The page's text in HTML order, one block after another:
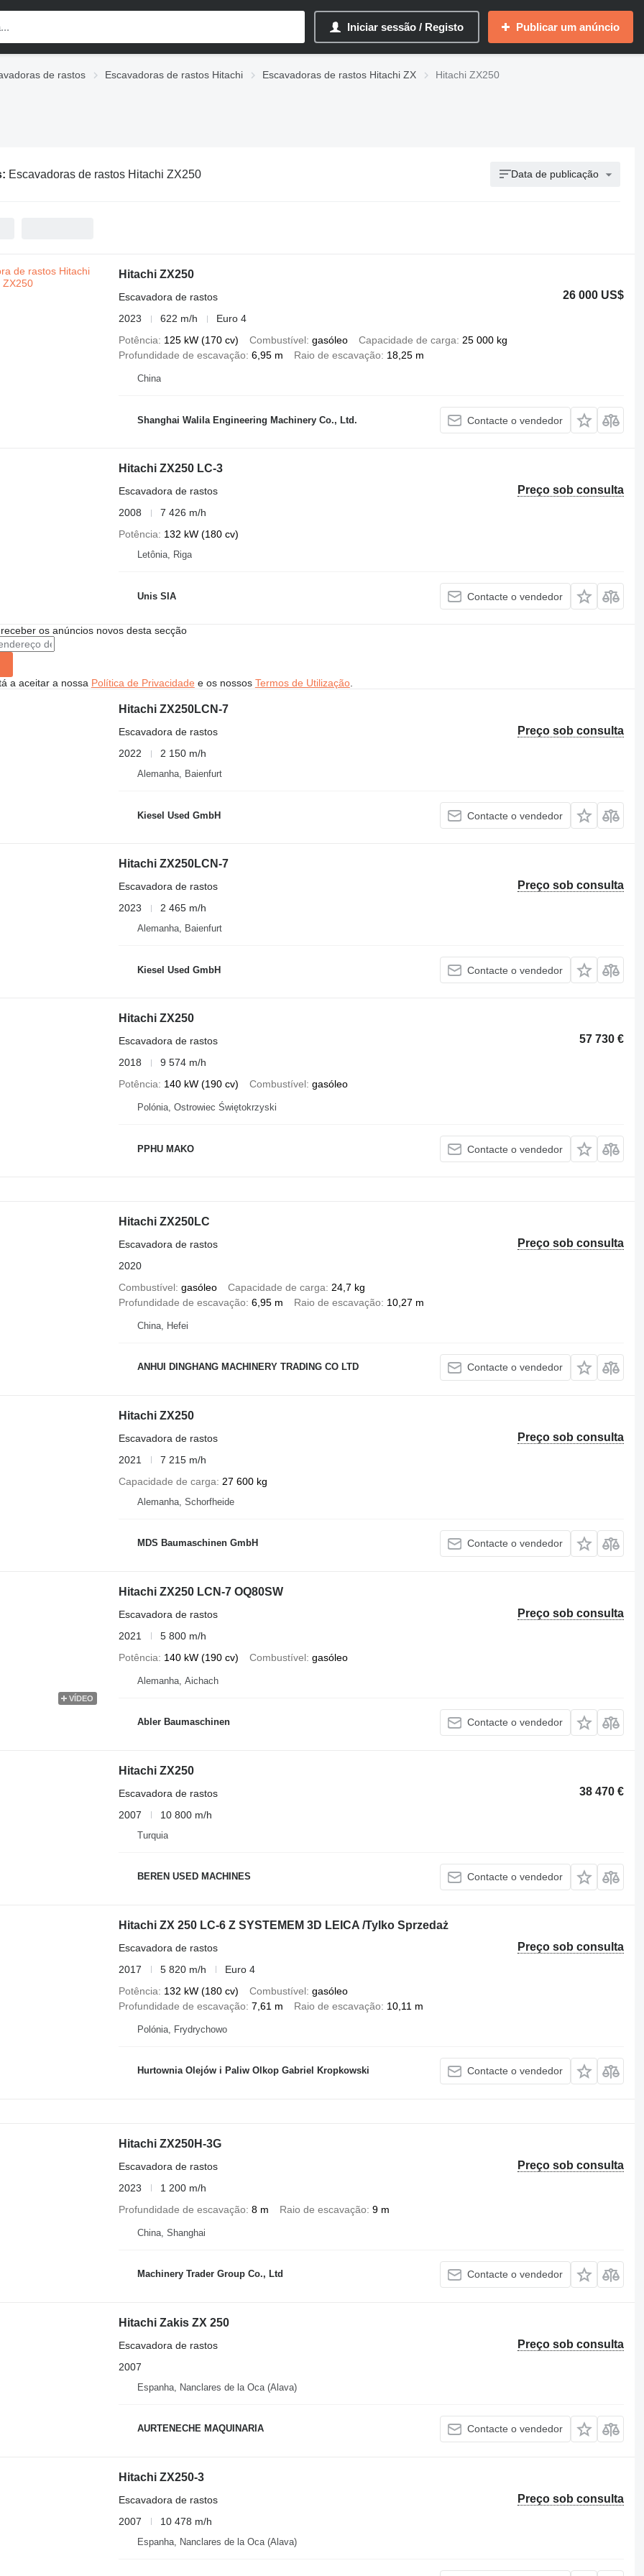
Iniciar sessão / Registo Publicar um anúncio
de rastos Escavadoras de rastos Hitachi Escavadoras de rastos Hitachi ZX Hitachi ZX250
Escavadoras de rastos Hitachi ZX250 Data de publicação
Hitachi ZX250
26 000 US$
Escavadora de rastos
2023
622 m/h
Euro 4
Potência
125 kW (170 cv) Combustível gasóleo Capacidade de carga
25 000 kg
Profundidade de escavação 6,95 m Raio de escavação 18,25 m
China
Shanghai Walila Engineering Machinery Co., Ltd. Contacte o vendedor
Hitachi ZX250 LC-3
Preço sob consulta
Escavadora de rastos
2008
7 426 m/h
Potência
132 kW (180 cv)
Letônia, Riga
Unis SIA Contacte o vendedor
os anúncios novos desta secção
a aceitar a nossa Política de Privacidade e os nossos Termos de Utilização.
Hitachi ZX250LCN-7
Preço sob consulta
Escavadora de rastos
2022
2 150 m/h
Alemanha, Baienfurt
Kiesel Used GmbH Contacte o vendedor
Hitachi ZX250LCN-7
Preço sob consulta
Escavadora de rastos
2023
2 465 m/h
Alemanha, Baienfurt
Kiesel Used GmbH Contacte o vendedor
Hitachi ZX250
57 730 €
Escavadora de rastos
2018
9 574 m/h
Potência
140 kW (190 cv) Combustível gasóleo
Polónia, Ostrowiec Świętokrzyski
PPHU MAKO Contacte o vendedor
Hitachi ZX250LC
Preço sob consulta
Escavadora de rastos
2020
Combustível gasóleo Capacidade de carga
24,7 kg
Profundidade de escavação 6,95 m Raio de escavação 10,27 m
China, Hefei
ANHUI DINGHANG MACHINERY TRADING CO LTD Contacte o vendedor
Hitachi ZX250
Preço sob consulta
Escavadora de rastos
2021
7 215 m/h
Capacidade de carga
27 600 kg
Alemanha, Schorfheide
MDS Baumaschinen GmbH Contacte o vendedor
VÍDEO
Hitachi ZX250 LCN-7 OQ80SW
Preço sob consulta
Escavadora de rastos
2021
5 800 m/h
Potência
140 kW (190 cv) Combustível gasóleo
Alemanha, Aichach
Abler Baumaschinen Contacte o vendedor
Hitachi ZX250
38 470 €
Escavadora de rastos
2007
10 800 m/h
Turquia
BEREN USED MACHINES Contacte o vendedor
Hitachi ZX 250 LC-6 Z SYSTEMEM 3D LEICA /Tylko Sprzedaż
Preço sob consulta
Escavadora de rastos
2017
5 820 m/h
Euro 4
Potência
132 kW (180 cv) Combustível gasóleo
Profundidade de escavação 7,61 m Raio de escavação 10,11 m
Polónia, Frydrychowo
Hurtownia Olejów i Paliw Olkop Gabriel Kropkowski Contacte o vendedor
Hitachi ZX250H-3G
Preço sob consulta
Escavadora de rastos
2023
1 200 m/h
Profundidade de escavação 8 m Raio de escavação 9 m
China, Shanghai
Machinery Trader Group Co., Ltd Contacte o vendedor
Hitachi Zakis ZX 250
Preço sob consulta
Escavadora de rastos
2007
Espanha, Nanclares de la Oca (Alava)
AURTENECHE MAQUINARIA Contacte o vendedor
Hitachi ZX250-3
Preço sob consulta
Escavadora de rastos
2007
10 478 m/h
Espanha, Nanclares de la Oca (Alava)